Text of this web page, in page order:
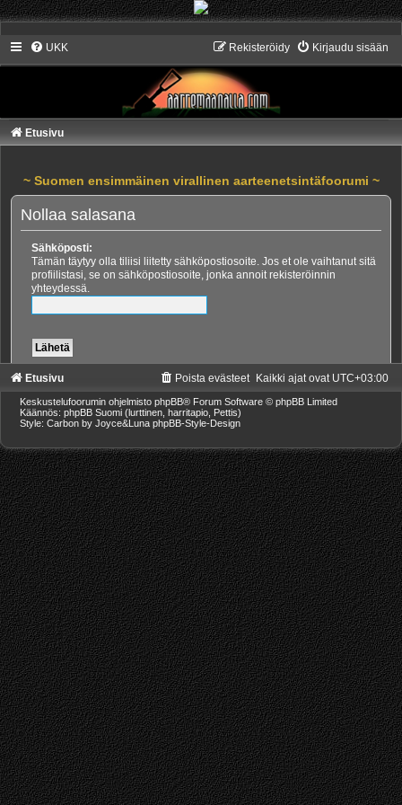
UKK Kirjaudu sisään
Rekisteröidy
Etusivu
~ Suomen ensimmäinen virallinen aarteenetsintäfoorumi ~
Nollaa salasana
Sähköposti:
Tämän täytyy olla tiliisi liitetty sähköpostiosoite. Jos et ole vaihtanut sitä
profiilistasi, se on sähköpostiosoite, jonka annoit rekisteröinnin
yhteydessä.
Etusivu Kaikki ajat ovat UTC+03:00
Poista evästeet
Keskustelufoorumin ohjelmisto phpBB® Forum Software © phpBB Limited
Käännös: phpBB Suomi (lurttinen, harritapio, Pettis)
Style: Carbon by Joyce&Luna phpBB-Style-Design